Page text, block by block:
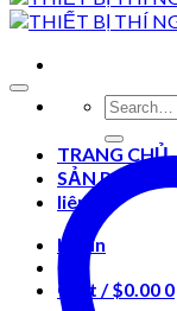
Search
for:
TRANG CHỦ
SẢN PHẨM
liên hệ
Login
Cart /$0.00 0